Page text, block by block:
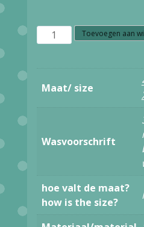
OXKNIT
BIRD
Toevoegen aan
Maat/ size
Wasvoorschrift
hoe valt de maat?
how is the size?